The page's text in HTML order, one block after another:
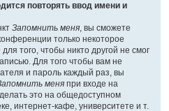
повторять ввод имени и
Запомнить меня, вы сможете
только некоторое
того, чтобы никто другой не смог
Для того чтобы вам не
и пароль каждый раз, вы
меня при входе на
это на общедоступном
интернет-кафе, университете и т.